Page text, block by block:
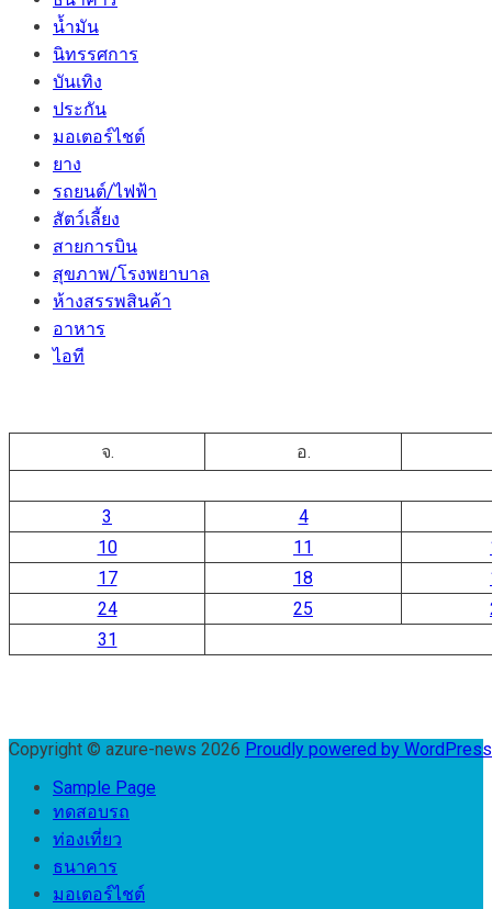
น้ำมัน
นิทรรศการ
บันเทิง
ประกัน
มอเตอร์ไชต์
ยาง
รถยนต์/ไฟฟ้า
สัตว์เลี้ยง
สายการบิน
สุขภาพ/โรงพยาบาล
ห้างสรรพสินค้า
อาหาร
ไอที
จ. อ.
3
4
10
11
17
18
24
25
31
Copyright © azure-news 2026 Proudly powered by
Sample Page
ทดสอบรถ
ท่องเที่ยว
ธนาคาร
มอเตอร์ไชต์